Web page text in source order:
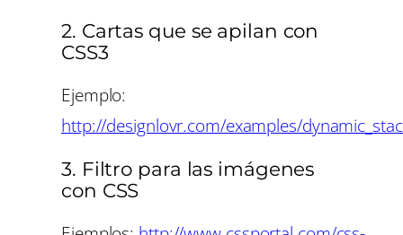
2. Cartas que se apilan con
CSS3
Ejemplo:
http://designlovr.com/examples/
3. Filtro para las imágenes
con CSS